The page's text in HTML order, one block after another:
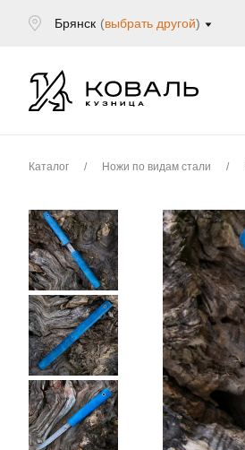
Брянск (выбрать другой)
Каталог / Ножи по видам стали /